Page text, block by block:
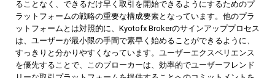
ることなく、できるだけ早く取引を開始できるようにするためのプ
ラットフォームの戦略の重要な構成要素となっています。他のプラ
ットフォームとは対照的に、Kyotofx Brokerのサインアッププロセス
は、ユーザーが最小限の手間で素早く始めることができるように、
すっきりと分かりやすくなっています。ユーザーエクスペリエンス
を優先することで、このブローカーは、効率的でユーザーフレンド